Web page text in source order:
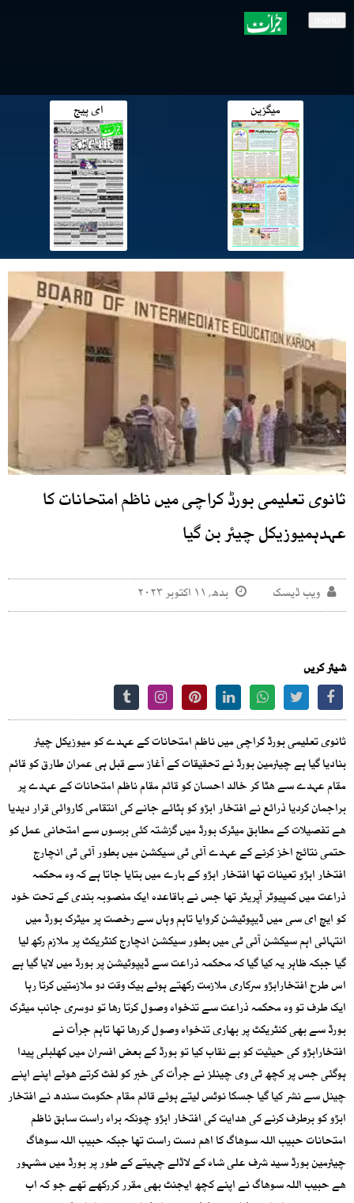
میگزین ای پیج
ثانوی تعلیمی بورڈ کراچی میں ناظم امتحانات کا
عہدہمیوزیکل چیئر بن گیا
ویب ڈیسک بدھ, ۱۱ اکتوبر ۲۰۲۳
شیئر کریں
ثانوی تعلیمی بورڈ کراچی میں ناظم امتحانات کے عہدے کو میوزیکل چیئر
بنادیا گیا ہے چیئرمین بورڈ نے تحقیقات کے آغاز سے قبل ہی عمران طارق کو قائم
مقام عہدے سے ھٹا کر خالد احسان کو قائم مقام ناظم امتحانات کے عہدے پر
براجمان کردیا ذرائع نے افتخار ابڑو کو ہٹائے جانے کی انتقامی کاروائی قرار دیدیا
ھے تفصیلات کے مطابق میٹرک بورڈ میں گزشتہ کئی برسوں سے امتحانی عمل کو
حتمی نتائج اخز کرنے کے عہدے آئی ٹی سیکشن میں بطور آئی ٹی انچارج
افتخار ابڑو تعینات تھا افتخار ابڑو کے بارے میں بتایا جاتا ہے کہ وہ محکمہ
ذراعت میں کمپیوٹر آپریٹر تھا جس نے باقاعدہ ایک منصوبہ بندی کے تحت خود
کو ایچ ای سی میں ڈیپوٹیشن کروایا تاہم وہاں سے رخصت پر میٹرک بورڈ میں
انتہائی اہم سیکشن آئی ٹی میں بطور سیکشن انچارج کنٹریکٹ پر ملازم رکھ لیا
گیا جبکہ ظاہر یہ کیا گیا کہ محکمہ ذراعت سے ڈیپوٹیشن پر بورڈ میں لایا گیا ہے
اس طرح افتخارابڑو سرکاری ملازمت رکھتے ہوئے بیک وقت دو ملازمتیں کرتا رہا
ایک طرف تو وہ محکمہ ذراعت سے تنخواہ وصول کرتا رھا تو دوسری جانب میٹرک
بورڈ سے بھی کنٹریکٹ پر بھاری تنخواہ وصول کررھا تھا تاہم جرأت نے
افتخارابڑو کی حیثیت کو بے نقاب کیا تو بورڈ کے بعض افسران میں کھلبلی پیدا
ہوگئی جس پر کچھ ٹی وی چینلز نے جرأت کی خبر کو لفٹ کرتے ھوئے اپنے اپنے
چینل سے نشر کیا گیا جسکا نوٹس لیتے ہوئے قائم مقام حکومت سندھ نے افتخار
ابڑو کو برطرف کرنے کی ھدایت کی افتخار ابڑو چونکہ براہ راست سابق ناظم
امتحانات حبیب اللہ سوھاگ کا اھم دست راست تھا جبکہ حبیب اللہ سوھاگ
چیئرمین بورڈ سید شرف علی شاہ کے لاڈلے چہیتے کے طور پر بورڈ میں مشہور
ھے حبیب اللہ سوھاگ نے اپنے کچھ ایجنٹ بھی مقرر کررکھے تھے جو کہ اب